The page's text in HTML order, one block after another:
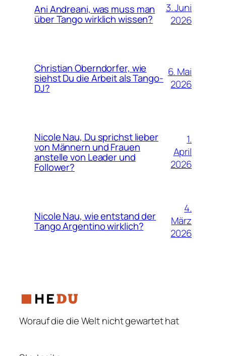
Ani Andreani, was muss man
über Tango wirklich wissen?
3. Juni
2026
Christian Oberndorfer, wie
siehst Du die Arbeit als Tango-
DJ?
6. Mai
2026
Nicole Nau, Du sprichst lieber
von Männern und Frauen
anstelle von Leader und
Follower?
1.
April
2026
Nicole Nau, wie entstand der
Tango Argentino wirklich?
4.
März
2026
Worauf die die Welt nicht gewartet hat